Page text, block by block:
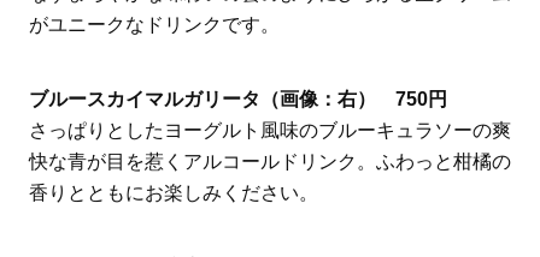
がユニークなドリンクです。
ブルースカイマルガリータ（画像：右） 750円
さっぱりとしたヨーグルト風味のブルーキュラソーの爽
快な青が目を惹くアルコールドリンク。ふわっと柑橘の
香りとともにお楽しみください。